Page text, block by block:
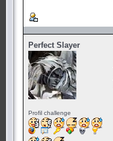
Perfect Slayer
Profil challenge